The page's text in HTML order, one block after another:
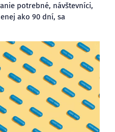
potrebné, návštevníci,
ako 90 dní, sa